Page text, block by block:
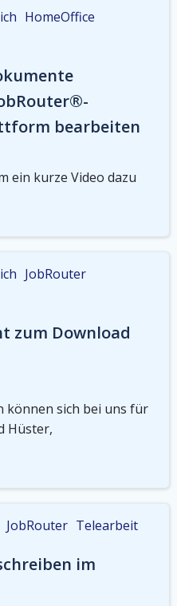
HomeOffice
bearbeiten
ein kurze Video dazu
JobRouter
zum Download
sich bei uns für
Hüster,
JobRouter Telearbeit
im